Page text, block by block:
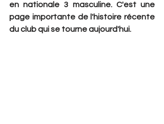
en nationale 3 masculine. C'est une
page importante de l'histoire récente
du club qui se tourne aujourd'hui.